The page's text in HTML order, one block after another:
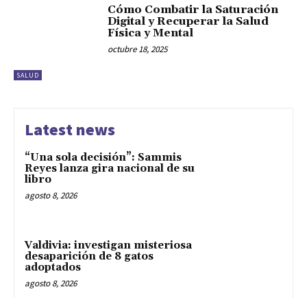
SALUD
Cómo Combatir la Saturación
Digital y Recuperar la Salud
Física y Mental
octubre 18, 2025
Latest news
“Una sola decisión”: Sammis
Reyes lanza gira nacional de su
libro
agosto 8, 2026
Valdivia: investigan misteriosa
desaparición de 8 gatos
adoptados
agosto 8, 2026